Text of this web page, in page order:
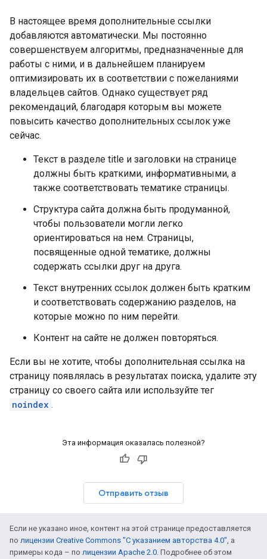
В настоящее время дополнительные ссылки
добавляются автоматически. Мы постоянно
совершенствуем алгоритмы, предназначенные для
работы с ними, и в дальнейшем планируем
оптимизировать их в соответствии с пожеланиями
владельцев сайтов. Однако существует ряд
рекомендаций, благодаря которым вы можете
повысить качество дополнительных ссылок уже
сейчас.
Текст в разделе title и заголовки на странице
должны быть краткими, информативными, а
также соответствовать тематике страницы.
Структура сайта должна быть продуманной,
чтобы пользователи могли легко
ориентироваться на нем. Страницы,
посвященные одной тематике, должны
содержать ссылки друг на друга.
Текст внутренних ссылок должен быть кратким
и соответствовать содержанию разделов, на
которые можно по ним перейти.
Контент на сайте не должен повторяться.
Если вы не хотите, чтобы дополнительная ссылка на
страницу появлялась в результатах поиска, удалите эту
страницу со своего сайта или используйте тег
noindex .
Эта информация оказалась полезной?
Отправить отзыв
Если не указано иное, контент на этой странице предоставляется
по лицензии Creative Commons "С указанием авторства 4.0", а
примеры кода – по лицензии Apache 2.0. Подробнее об этом